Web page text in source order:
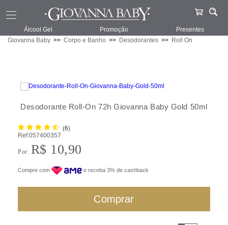
Álcool Gel Promoção
Presentes
Giovanna Baby
Corpo e Banho Desodorantes Roll On
Desodorante Roll-On 72h Giovanna Baby Gold 50ml
(6)
Ref:057400357
Por: R$ 10,90
Compre com e receba 3% de cashback
Comprar